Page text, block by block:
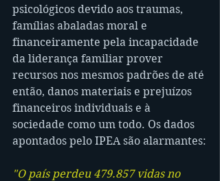
psicológicos devido aos traumas,
famílias abaladas moral e
financeiramente pela incapacidade
da liderança familiar prover
recursos nos mesmos padrões de até
então, danos materiais e prejuízos
financeiros individuais e à
sociedade como um todo. Os dados
apontados pelo IPEA são alarmantes:
"O país perdeu 479.857 vidas no